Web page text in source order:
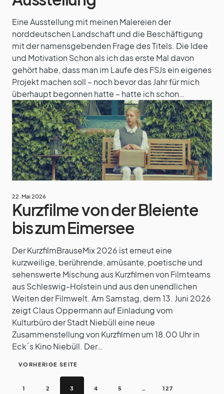
Eine Ausstellung mit meinen Malereien der
norddeutschen Landschaft und die Beschäftigung
mit der namensgebenden Frage des Titels. Die Idee
und Motivation Schon als ich das erste Mal davon
gehört habe, dass man im Laufe des FSJs ein eigenes
Projekt machen soll – noch bevor das Jahr für mich
überhaupt begonnen hatte – hatte ich schon…
22. Mai 2026
Kurzfilme von der Bleiente
bis zum Eimersee
Der KurzfilmBrauseMix 2026 ist erneut eine
kurzweilige, berührende, amüsante, poetische und
sehenswerte Mischung aus Kurzfilmen von Filmteams
aus Schleswig-Holstein und aus den unendlichen
Weiten der Filmwelt. Am Samstag, dem 13. Juni 2026
zeigt Claus Oppermann auf Einladung vom
Kulturbüro der Stadt Niebüll eine neue
Zusammenstellung von Kurzfilmen um 18.00 Uhr in
Eck´s Kino Niebüll. Der…
VORHERIGE SEITE
1 2 3 4 5 … 127